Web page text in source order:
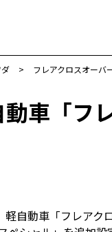
> フレアクロスオーバ
車「フ
自動車「フレアク